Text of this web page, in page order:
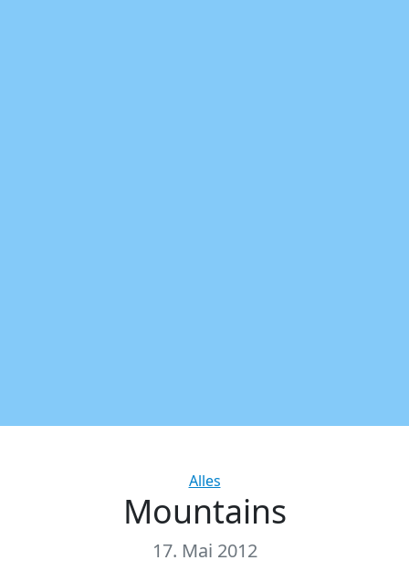
Categories
Alles
Mountains
17. Mai 2012